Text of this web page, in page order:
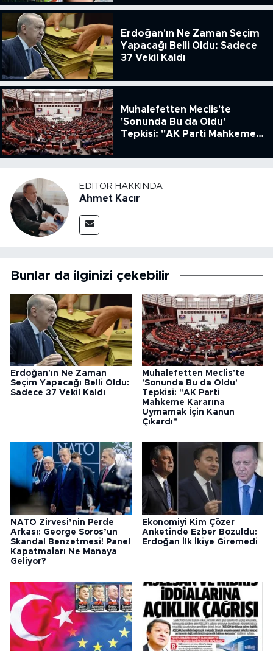
51.49
Erdoğan'ın Ne Zaman Seçim
Yapacağı Belli Oldu: Sadece
37 Vekil Kaldı
Muhalefetten Meclis'te
'Sonunda Bu da Oldu'
Tepkisi: "AK Parti Mahkeme
Kanun Çıkardı"
EDITÖR HAKKINDA
Ahmet Kacır
Bunlar da ilginizi çekebilir
Erdoğan'ın Ne Zaman
Seçim Yapacağı Belli Oldu:
Sadece 37 Vekil Kaldı
Muhalefetten Meclis'te
'Sonunda Bu da Oldu'
Tepkisi: "AK Parti
Mahkeme Kararına
Uymamak İçin Kanun
Çıkardı"
NATO Zirvesi’nin Perde
Arkası: George Soros’un
Skandal Benzetmesi! Panel
Kapatmaları Ne Manaya
Geliyor?
Ekonomiyi Kim Çözer
Anketinde Ezber Bozuldu:
Erdoğan İlk İkiye Giremedi